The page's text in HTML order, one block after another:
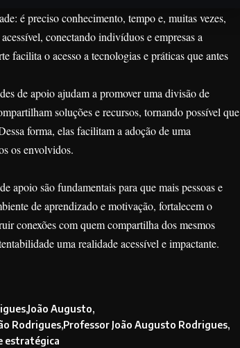
é preciso conhecimento, tempo e, muitas vezes,
conectando indivíduos e empresas a
facilita o acesso a tecnologias e práticas que antes
de apoio ajudam a promover uma divisão de
soluções e recursos, tornando possível que
forma, elas facilitam a adoção de uma
os envolvidos.
apoio são fundamentais para que mais pessoas e
de aprendizado e motivação, fortalecem o
conexões com quem compartilha dos mesmos
uma realidade acessível e impactante.
João Augusto
RodriguesProfessor João Augusto Rodrigues
estratégica